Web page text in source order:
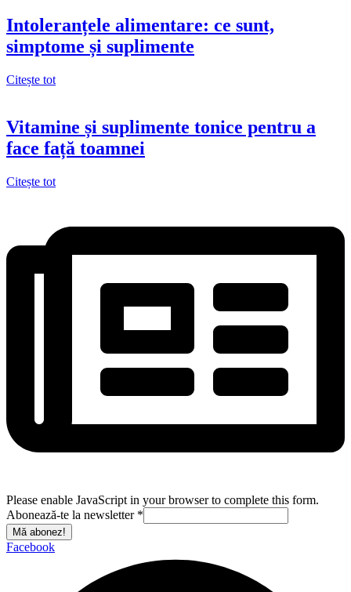
Intoleranțele alimentare: ce sunt,
simptome și suplimente
Citește tot
Vitamine și suplimente tonice pentru a
face față toamnei
Citește tot
Please enable JavaScript in your browser to complete this form.
Abonează-te la newsletter *
Mă abonez!
Facebook